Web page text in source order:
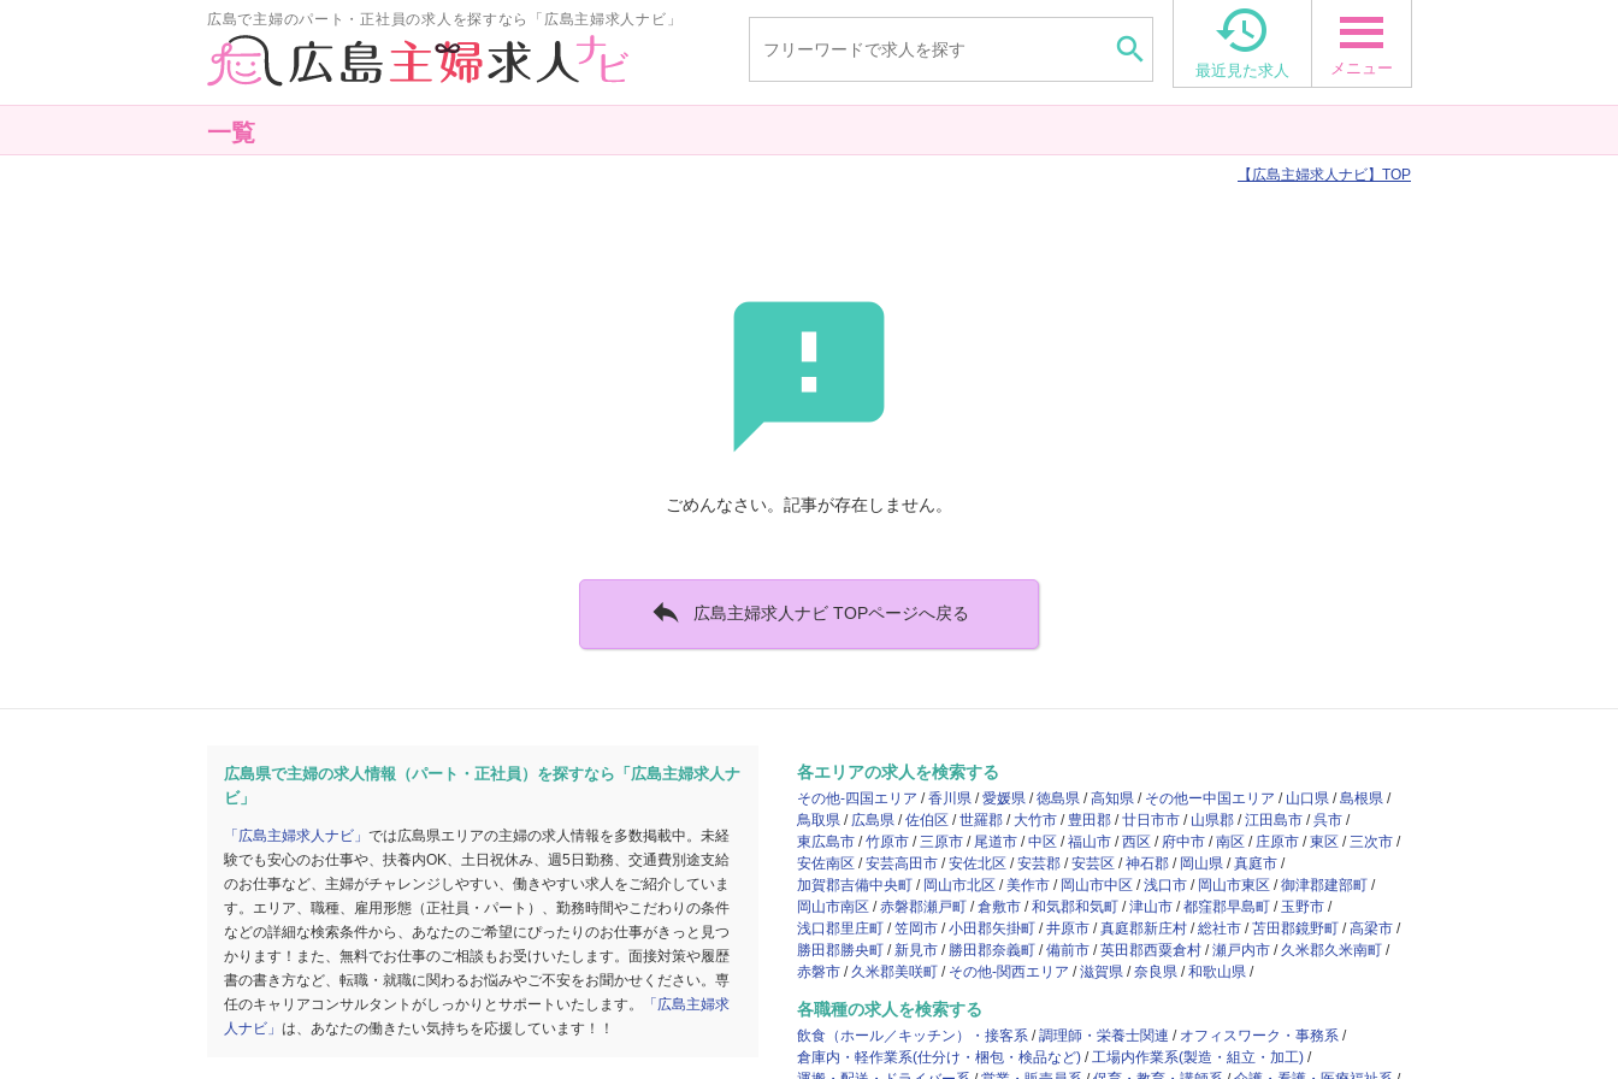
広島で主婦のパート・正社員の求人を探すなら「広島主婦求人ナビ」
 
最近見た求人 メニュー
一覧
広島主婦求人ナビ TOP

ごめんなさい。記事が存在しません。
 広島主婦求人ナビ TOPページへ戻る
広島県で主婦の求人情報（パート・正社員）を探すなら「広島主婦求人ナ
ビ」
「広島主婦求人ナビ」 では広島県エリアの主婦の求人情報を多数掲載中。未経
験でも安心のお仕事や、扶養内OK、土日祝休み、週5日勤務、交通費別途支給
のお仕事など、主婦がチャレンジしやすい、働きやすい求人をご紹介していま
す。エリア、職種、雇用形態（正社員・パート）、勤務時間やこだわりの条件
などの詳細な検索条件から、あなたのご希望にぴったりのお仕事がきっと見つ
かります！また、無料でお仕事のご相談もお受けいたします。面接対策や履歴
書の書き方など、転職・就職に関わるお悩みやご不安をお聞かせください。専
任のキャリアコンサルタントがしっかりとサポートいたします。
「広島主婦求
人ナビ」 は、あなたの働きたい気持ちを応援しています！！
各エリアの求人を検索する
その他-四国エリア 香川県 愛媛県 徳島県 高知県 その他ー中国エリア 山口県
島根県
鳥取県
広島県 佐伯区 世羅郡 大竹市 豊田郡 廿日市市 山県郡 江田島市
呉市
東広島市
竹原市 三原市 尾道市 中区 福山市 西区 府中市 南区 庄原市 東区
三次市
安佐南区
安芸高田市 安佐北区 安芸郡 安芸区 神石郡 岡山県
真庭市
加賀郡吉備中央町
岡山市北区 美作市 岡山市中区 浅口市 岡山市東区
御津郡建部町
岡山市南区
赤磐郡瀬戸町 倉敷市 和気郡和気町 津山市 都窪郡早島町
玉野市
浅口郡里庄町
笠岡市 小田郡矢掛町 井原市 真庭郡新庄村 総社市 苫田郡鏡野町
高梁市
勝田郡勝央町
新見市 勝田郡奈義町 備前市 英田郡西粟倉村 瀬戸内市
久米郡久米南町
赤磐市
久米郡美咲町 その他-関西エリア 滋賀県 奈良県 和歌山県
各職種の求人を検索する
飲食（ホール／キッチン）・接客系 調理師・栄養士関連
オフィスワーク・事務系
倉庫内・軽作業系(仕分け・梱包・検品など)
工場内作業系(製造・組立・加工)